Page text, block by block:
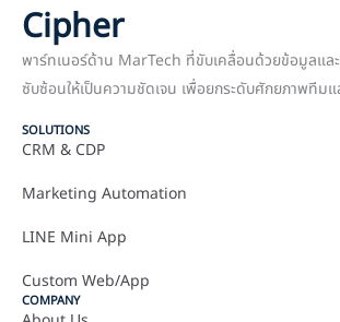
Cipher
พาร์ทเนอร์ด้าน MarTech ที่ขับเคลื่อนด้วยข้อมูลและ
ซับซ้อนให้เป็นความชัดเจน เพื่อยกระดับศักยภาพทีม
SOLUTIONS
CRM & CDP
Marketing Automation
LINE Mini App
Custom Web/App
COMPANY